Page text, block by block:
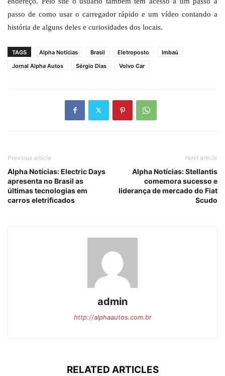
passo de como usar o carregador rápido e um vídeo contando a
história de alguns deles e curiosidades dos locais.
TAGS Alpha Notícias Brasil Eletroposto
Imbaú
Jornal Alpha Autos
Sérgio Dias Volvo Car
Previous article
Alpha Notícias: Electric Days
apresenta no Brasil as
últimas tecnologias em
carros eletrificados
Next article
Alpha Notícias: Stellantis
comemora sucesso e
liderança de mercado do Fiat
Scudo
admin
http://alphaautos.com.br
RELATED ARTICLES